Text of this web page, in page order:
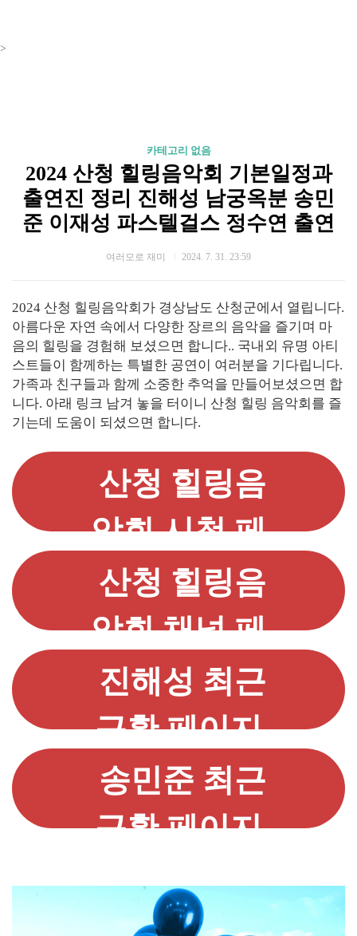
>
카테고리 없음
2024 산청 힐링음악회 기본일정과
출연진 정리 진해성 남궁옥분 송민
준 이재성 파스텔걸스 정수연 출연
여러모로 재미 2024. 7. 31. 23:59
2024 산청 힐링음악회가 경상남도 산청군에서 열립니다.
아름다운 자연 속에서 다양한 장르의 음악을 즐기며 마
음의 힐링을 경험해 보셨으면 합니다.. 국내외 유명 아티
스트들이 함께하는 특별한 공연이 여러분을 기다립니다.
가족과 친구들과 함께 소중한 추억을 만들어보셨으면 합
니다. 아래 링크 남겨 놓을 터이니 산청 힐링 음악회를 즐
기는데 도움이 되셨으면 합니다.
산청 힐링음
악회 시청 페
이지 가기
산청 힐링음
악회 채널 페
이지 가기
진해성 최근
근황 페이지
가기
송민준 최근
근황 페이지
가기